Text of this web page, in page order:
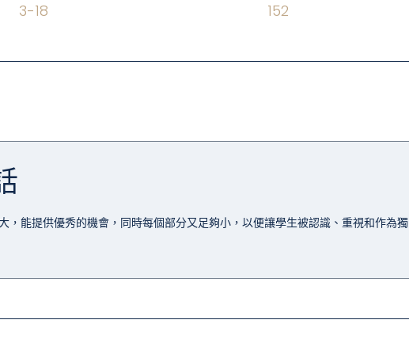
3-18 152
，能提供優秀的機會，同時每個部分又足夠小，以便讓學生被認識、重視和作為獨